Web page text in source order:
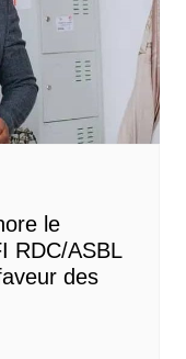
le
RDC/ASBL
des